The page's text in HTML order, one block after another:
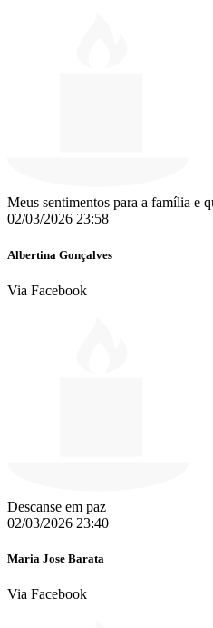
Meus sentimentos para a família e
02/03/2026 23:58
Albertina Gonçalves
Via Facebook
Descanse em paz
02/03/2026 23:40
Maria Jose Barata
Via Facebook